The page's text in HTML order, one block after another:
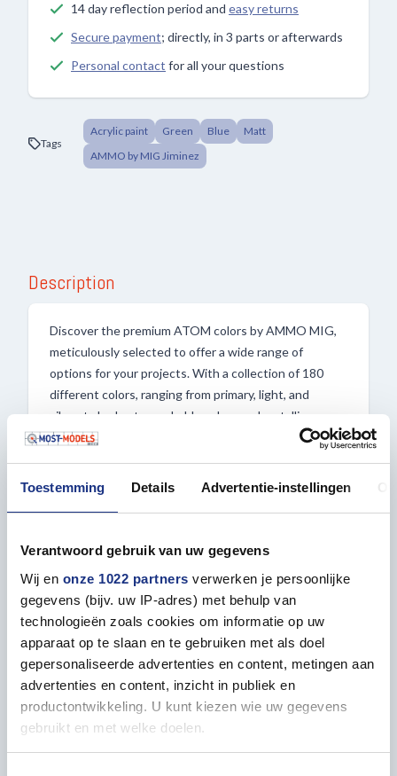
Toestemming Details Advertentie-instellingen
Verantwoord gebruik van uw gegevens
Wij en onze 1022 partners verwerken je persoonlijke
gegevens (bijv. uw IP-adres) met behulp van
technologieën zoals cookies om informatie op uw
apparaat op te slaan en te gebruiken met als doel
gepersonaliseerde advertenties en content, metingen aan
advertenties en content, inzicht in publiek en
productontwikkeling. U kunt kiezen wie uw gegevens
gebruikt en met welke doelen.
14 day reflection period and easy returns
Secure payment; directly, in 3 parts or afterwards
Personal contact for all your questions
Tags
Acrylic paint Green Blue
Matt
AMMO by MIG Jiminez
Description
Discover the premium ATOM colors by AMMO MIG,
meticulously selected to offer a wide range of
options for your projects. With a collection of 180
different colors, ranging from primary, light, and
vibrant shades to washable colors and metallic
finishes, the ATOM series delivers unmatched quality
properties and impressive color intensity, bringing
Thanks to the quick and robust drying of the paint,
you're using a brush or an airbrush. The convenient
20ml bottle features a practical one-handed cap,
allowing for quick and easy dispensing during painting
sessions. Additionally, these paints are non-toxic and
odorless, making them ideal for model enthusiasts
and hobbyists alike.
Experience the convenience and versatility of ATOM
bottles, available at Most-Models.com!